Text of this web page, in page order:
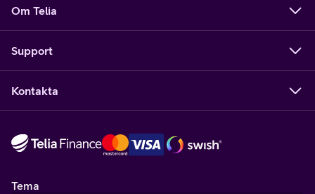
Om Telia
Support
Kontakta
Tema